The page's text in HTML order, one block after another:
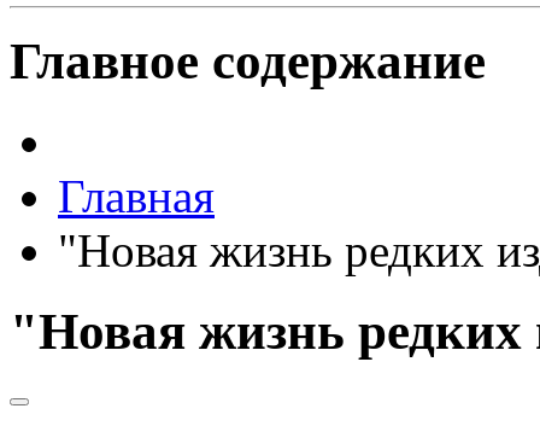
Главное содержание
Главная
"Новая жизнь редких
"Новая жизнь редких